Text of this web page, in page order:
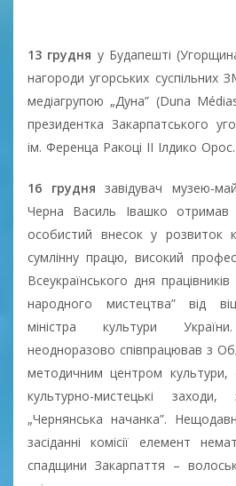
13 грудня у Будапешті
нагороди угорських суспільних
медіагрупою „Дуна” (Duna
президентка Закарпатського
ім. Ференца Ракоці ІІ Ілдико Орос.
16 груднязавідувач музею-
Черна Василь Івашко
особистий внесок у розвиток
сумлінну працю, високий
Всеукраїнського дня
народного мистецтва” від
міністра культури
неодноразово співпрацював з
методичним центром культури,
культурно-мистецькі
„Чернянська начанка”.
засіданні комісії елемент
спадщини Закарпаття –